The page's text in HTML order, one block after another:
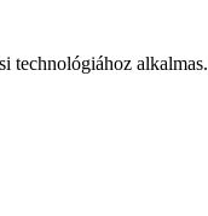
technológiához alkalmas.